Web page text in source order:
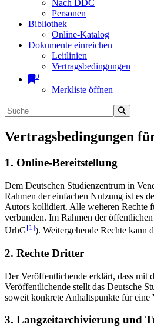
Nach DDC
Personen
Bibliothek
Online-Katalog
Dokumente einreichen
Leitlinien
Vertragsbedingungen
0
Merkliste öffnen
Vertragsbedingungen
1. Online-Bereitstellung
Dem Deutschen Studienzentrum in
Rahmen der einfachen Nutzung ist es
Autors kollidiert. Alle weiteren Rechte
verbunden. Im Rahmen der
UrhG[1]). Weitergehende Rechte
2. Rechte Dritter
Der Veröffentlichende erklärt, dass mit
Veröffentlichende stellt das Deutsche
soweit konkrete Anhaltspunkte für eine
3. Langzeitarchivierung und